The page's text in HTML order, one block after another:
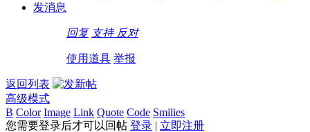
发消息
回复 支持 反对
使用道具 举报
返回列表
高级模式
B Color Image Link Quote Code Smilies
您需要登录后才可以回帖 登录 | 立即注册